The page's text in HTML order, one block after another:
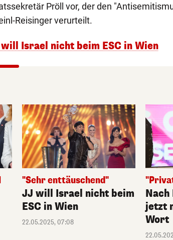
Pröll vor, der den
Reisinger verurteilt.
Israel nicht beim ESC in Wien
"Sehr enttäuschend"
JJ will Israel nicht beim
ESC in Wien
22.05.2025, 07:08
Nach
jetzt
Wort